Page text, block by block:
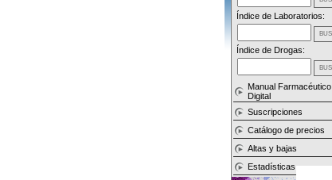
Índice de Laboratorios:
Índice de Drogas:
Manual Farmacéutico
Digital
Suscripciones
Catálogo de precios
Altas y bajas
Estadísticas